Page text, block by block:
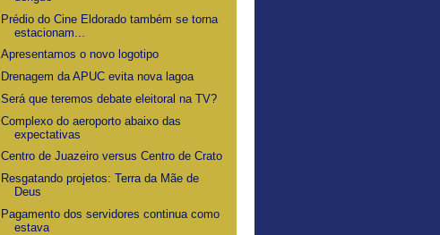
Prédio do Cine Eldorado também se torna
estacionam...
Apresentamos o novo logotipo
Drenagem da APUC evita nova lagoa
Será que teremos debate eleitoral na TV?
Complexo do aeroporto abaixo das
expectativas
Centro de Juazeiro versus Centro de Crato
Resgatando projetos: Terra da Mãe de
Deus
Pagamento dos servidores continua como
estava